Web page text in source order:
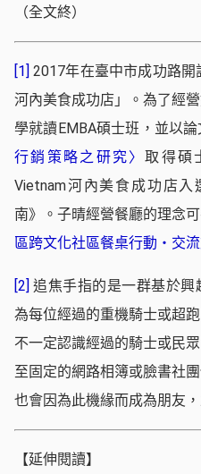
（全文終）
[1] 2017年在臺中市成功路
河內美食成功店」。為了經
學就讀EMBA碩士班，並以論
行銷策略之研究〉取得碩
Vietnam河內美食成功店
南》。子晴經營餐廳的理念
區跨文化社區餐桌行動・交流
[2] 追焦手指的是一群基於興
為每位經過的重機騎士或超
不一定認識經過的騎士或民
至固定的網路相簿或臉書社
也會因為此機緣而成為朋友
【延伸閱讀】